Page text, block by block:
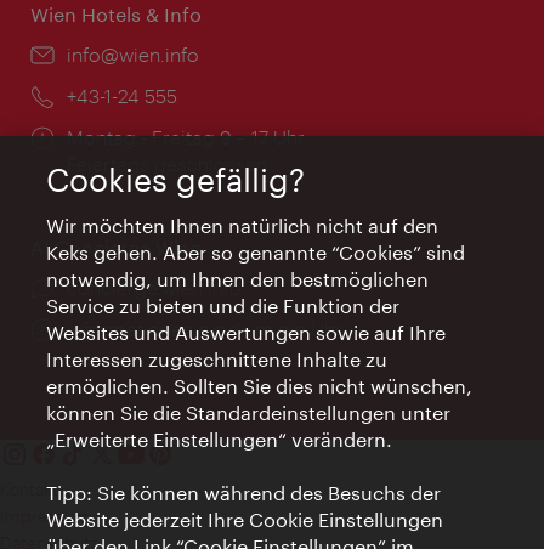
Wien Hotels & Info
Email:
info@wien.info
Telefon:
+43-1-24 555
Öffnungszeiten:
Montag - Freitag 9 – 17 Uhr
Feiertags geschlossen
AI Concierge Wien
Ort:
concierge.wien.info
Öffnungszeiten:
Informationen rund um die Uhr
Kontakt
Impressum
Datenschutz
Cookies gefällig?
Wir möchten Ihnen natürlich nicht auf den
Keks gehen. Aber so genannte “Cookies” sind
notwendig, um Ihnen den bestmöglichen
Service zu bieten und die Funktion der
Websites und Auswertungen sowie auf Ihre
Interessen zugeschnittene Inhalte zu
ermöglichen. Sollten Sie dies nicht wünschen,
können Sie die Standardeinstellungen unter
„Erweiterte Einstellungen“ verändern.
Tipp: Sie können während des Besuchs der
Website jederzeit Ihre Cookie Einstellungen